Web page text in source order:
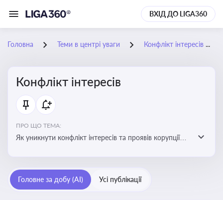
ВХІД ДО LIGA360
Головна Теми в центрі уваги Конфлікт інтересів
Конфлікт інтересів
ПРО ЩО ТЕМА:
Як уникнути конфлікт інтересів та проявів корупції
Головне за добу (AI) Усі публікації